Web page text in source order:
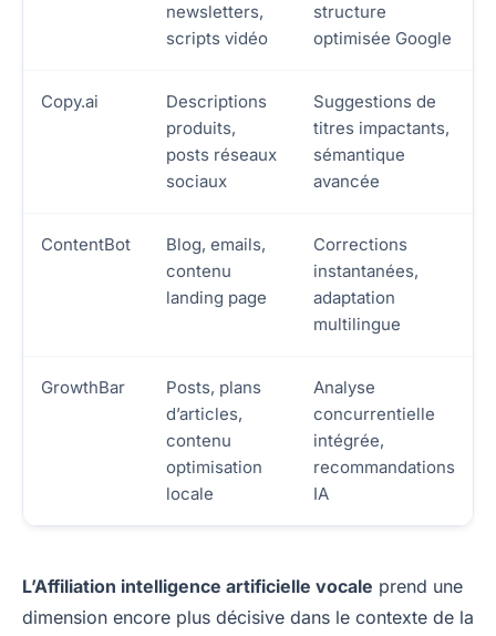
newsletters,
scripts vidéo
structure
optimisée Google
Copy.ai
Descriptions
produits,
posts réseaux
sociaux
Suggestions de
titres impactants,
sémantique
avancée
ContentBot
Blog, emails,
contenu
landing page
Corrections
instantanées,
adaptation
multilingue
GrowthBar
Posts, plans
d’articles,
contenu
optimisation
locale
Analyse
concurrentielle
intégrée,
recommandations
IA
L’Affiliation intelligence artificielle vocale prend une
dimension encore plus décisive dans le contexte de la